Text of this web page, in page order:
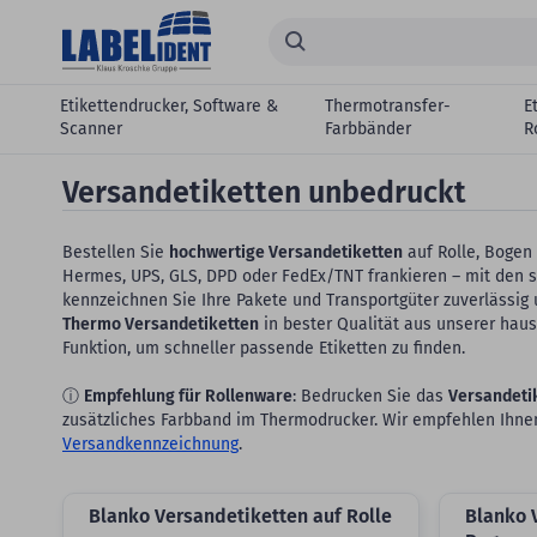
Zum Hauptinhalt springen
Suchen...
Etikettendrucker, Software &
Scanner
Thermotransfer-
Farbbänder
Versandetiketten unbedruckt
Bestellen Sie hochwertige Versandetiketten auf Rolle,
Hermes, UPS, GLS, DPD oder FedEx/TNT frankieren – mit
kennzeichnen Sie Ihre Pakete und Transportgüter
Thermo Versandetiketten in bester Qualität aus unserer
Funktion, um schneller passende Etiketten zu finden.
ⓘ Empfehlung für Rollenware: Bedrucken Sie das
zusätzliches Farbband im Thermodrucker. Wir empfehlen
Versandkennzeichnung.
Blanko Versandetiketten auf Rolle
Blanko